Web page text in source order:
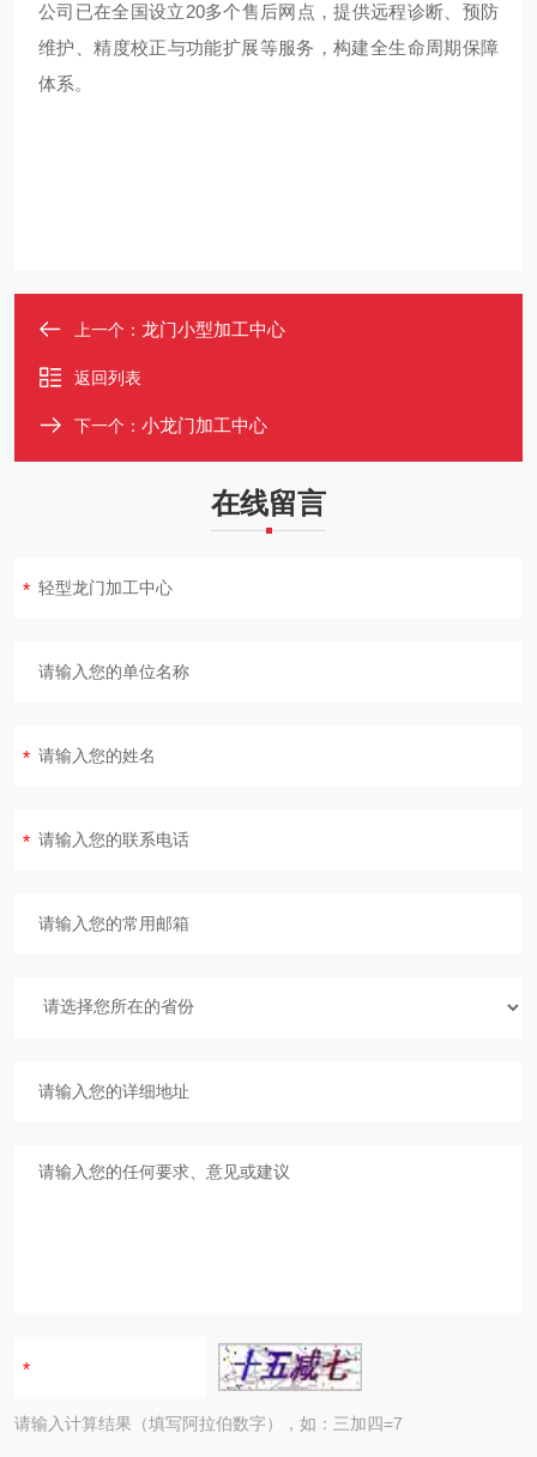
公司已在全国设立20多个售后网点，提供远程诊断、预防
维护、精度校正与功能扩展等服务，构建全生命周期保障
体系。
上一个： 龙门小型加工中心
返回列表
下一个： 小龙门加工中心
在线留言
请输入计算结果（填写阿拉伯数字），如：三加四=7